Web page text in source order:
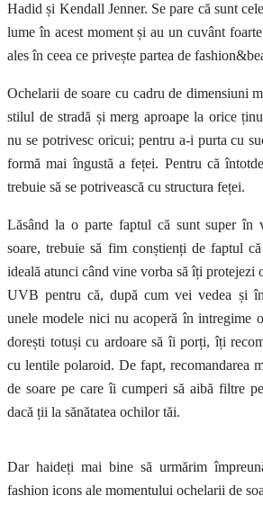
Hadid și Kendall Jenner. Se pare că sunt
lume în acest moment și au un cuvânt
ales în ceea ce privește partea de
Ochelarii de soare cu cadru de dimensiuni
stilul de stradă și merg aproape la orice
nu se potrivesc oricui; pentru a-i purta cu
formă mai îngustă a feței. Pentru că
trebuie să se potrivească cu structura feței.
Lăsând la o parte faptul că sunt super în
soare, trebuie să fim conștienți de faptul
ideală atunci când vine vorba să îți protejezi
UVB pentru că, după cum vei vedea și
unele modele nici nu acoperă în intregime
dorești totuși cu ardoare să îi porți, îți
cu lentile polaroid. De fapt, recomandarea
de soare pe care îi cumperi să aibă filtre
dacă ții la sănătatea ochilor tăi.
Dar haideți mai bine să urmărim
fashion icons ale momentului ochelarii de